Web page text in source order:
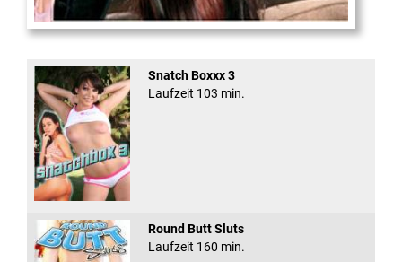
To Come In My Li ...
Snatch Boxxx 3
Laufzeit 103 min.
Round Butt Sluts
Laufzeit 160 min.